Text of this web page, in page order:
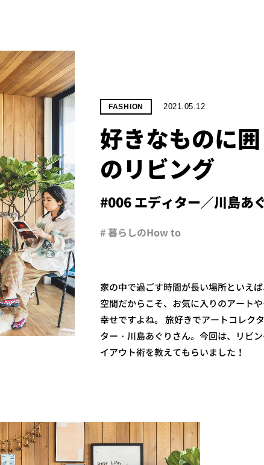
FASHION 2021.05.12
好きなものに
のリビング
#006 エディター／川島あ
# 暮らしのHow to
家の中で過ごす時間が長い場所といえ
空間だからこそ、お気に入りのアート
幸せですよね。 旅好きでアートコレク
ター・川島あぐりさん。今回は、リビ
イアウト術を教えてもらいました！